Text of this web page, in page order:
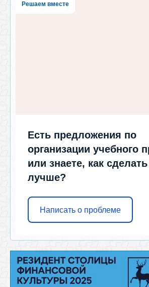
Решаем вместе
Есть предложения по
организации учебного
или знаете, как
лучше?
Написать о проблеме